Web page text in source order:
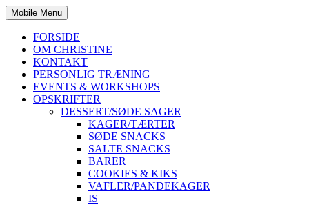
Mobile Menu
FORSIDE
OM CHRISTINE
KONTAKT
PERSONLIG TRÆNING
EVENTS & WORKSHOPS
OPSKRIFTER
DESSERT/SØDE SAGER
KAGER/TÆRTER
SØDE SNACKS
SALTE SNACKS
BARER
COOKIES & KIKS
VAFLER/PANDEKAGER
IS